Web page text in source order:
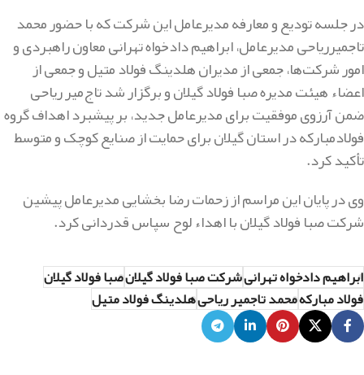
در جلسه تودیع و معارفه مدیرعامل این شرکت که با حضور محمد
تاجمیرریاحی مدیرعامل، ابراهیم دادخواه تهرانی معاون راهبردی و
امور شرکت‌ها، جمعی از مدیران هلدینگ فولاد متیل و جمعی از
اعضاء هیئت مدیره صبا فولاد گیلان و برگزار شد تاج‌میر ریاحی
ضمن آرزوی موفقیت برای مدیرعامل جدید، بر پیشبرد اهداف گروه
فولادمبارکه در استان گیلان برای حمایت از صنایع کوچک و متوسط
تأکید کرد.
وی در پایان این مراسم از زحمات رضا بخشایی مدیرعامل پیشین
شرکت صبا فولاد گیلان با اهداء لوح سپاس قدردانی کرد.
ابراهیم دادخواه تهرانیشرکت صبا فولاد گیلانصبا فولاد گیلان
فولاد مبارکهمحمد تاجمیر ریاحیهلدینگ فولاد متیل